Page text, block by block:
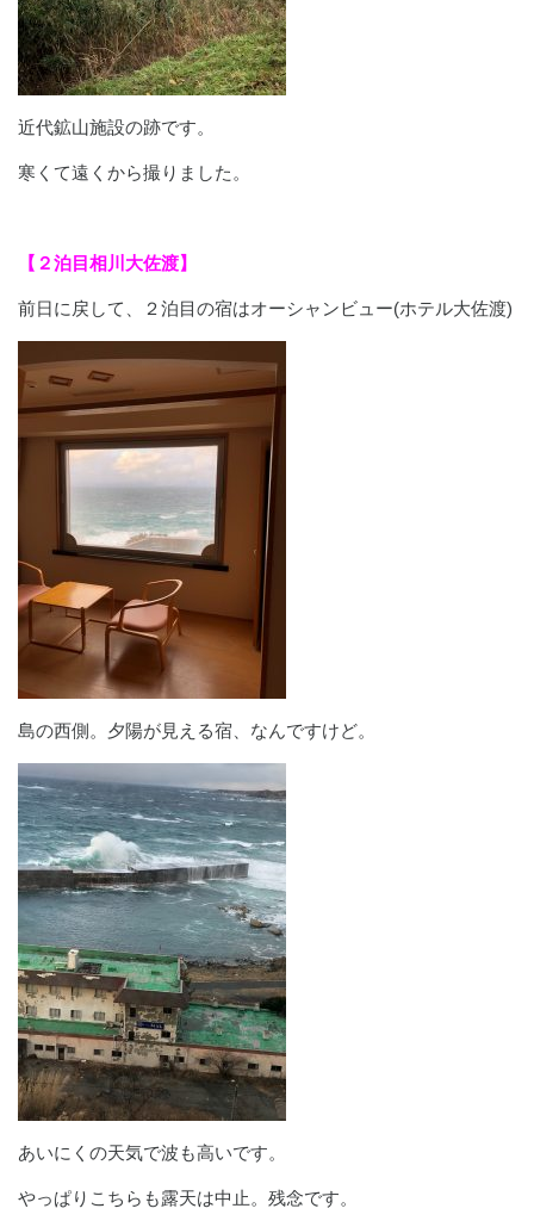
近代鉱山施設の跡です。
寒くて遠くから撮りました。
【２泊目相川大佐渡】
前日に戻して、２泊目の宿はオーシャンビュー(ホテル大佐渡)
島の西側。夕陽が見える宿、なんですけど。
あいにくの天気で波も高いです。
やっぱりこちらも露天は中止。残念です。